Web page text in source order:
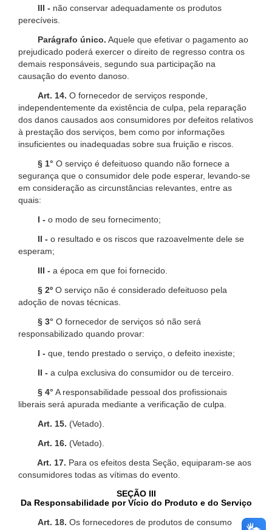
III - não conservar adequadamente os produtos
perecíveis.
Parágrafo único. Aquele que efetivar o pagamento ao
prejudicado poderá exercer o direito de regresso contra os
demais responsáveis, segundo sua participação na
causação do evento danoso.
Art. 14. O fornecedor de serviços responde,
independentemente da existência de culpa, pela reparação
dos danos causados aos consumidores por defeitos relativos
à prestação dos serviços, bem como por informações
insuficientes ou inadequadas sobre sua fruição e riscos.
§ 1° O serviço é defeituoso quando não fornece a
segurança que o consumidor dele pode esperar, levando-se
em consideração as circunstâncias relevantes, entre as
quais:
I - o modo de seu fornecimento;
II - o resultado e os riscos que razoavelmente dele se
esperam;
III - a época em que foi fornecido.
§ 2º O serviço não é considerado defeituoso pela
adoção de novas técnicas.
§ 3° O fornecedor de serviços só não será
responsabilizado quando provar:
I - que, tendo prestado o serviço, o defeito inexiste;
II - a culpa exclusiva do consumidor ou de terceiro.
§ 4° A responsabilidade pessoal dos profissionais
liberais será apurada mediante a verificação de culpa.
Art. 15. (Vetado).
Art. 16. (Vetado).
Art. 17. Para os efeitos desta Seção, equiparam-se aos
consumidores todas as vítimas do evento.
SEÇÃO III
Da Responsabilidade por Vício do Produto e do Serviço
Art. 18. Os fornecedores de produtos de consumo